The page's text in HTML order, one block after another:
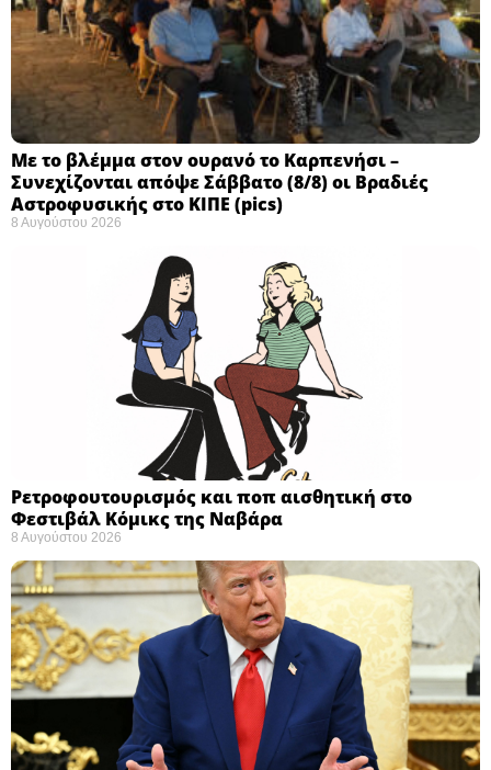
Με το βλέμμα στον ουρανό το Καρπενήσι –
Συνεχίζονται απόψε Σάββατο (8/8) οι Βραδιές
Αστροφυσικής στο ΚΙΠΕ (pics)
8 Αυγούστου 2026
Ρετροφουτουρισμός και ποπ αισθητική στο
Φεστιβάλ Κόμικς της Ναβάρα ​
8 Αυγούστου 2026